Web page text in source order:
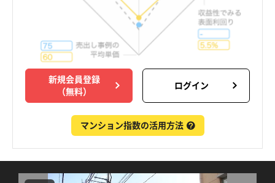
新規会員登録
（無料）
ログイン
マンション指数の活用方法